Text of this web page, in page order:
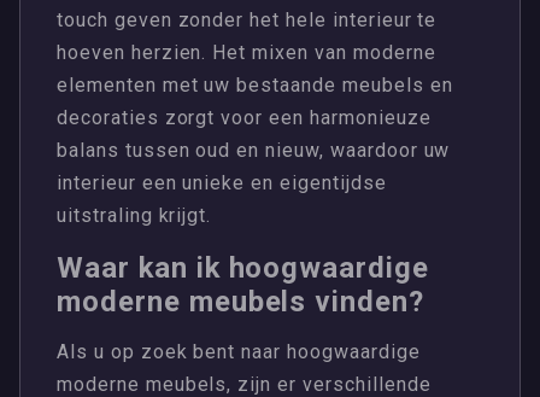
touch geven zonder het hele interieur te
hoeven herzien. Het mixen van moderne
elementen met uw bestaande meubels en
decoraties zorgt voor een harmonieuze
balans tussen oud en nieuw, waardoor uw
interieur een unieke en eigentijdse
uitstraling krijgt.
Waar kan ik hoogwaardige
moderne meubels vinden?
Als u op zoek bent naar hoogwaardige
moderne meubels, zijn er verschillende